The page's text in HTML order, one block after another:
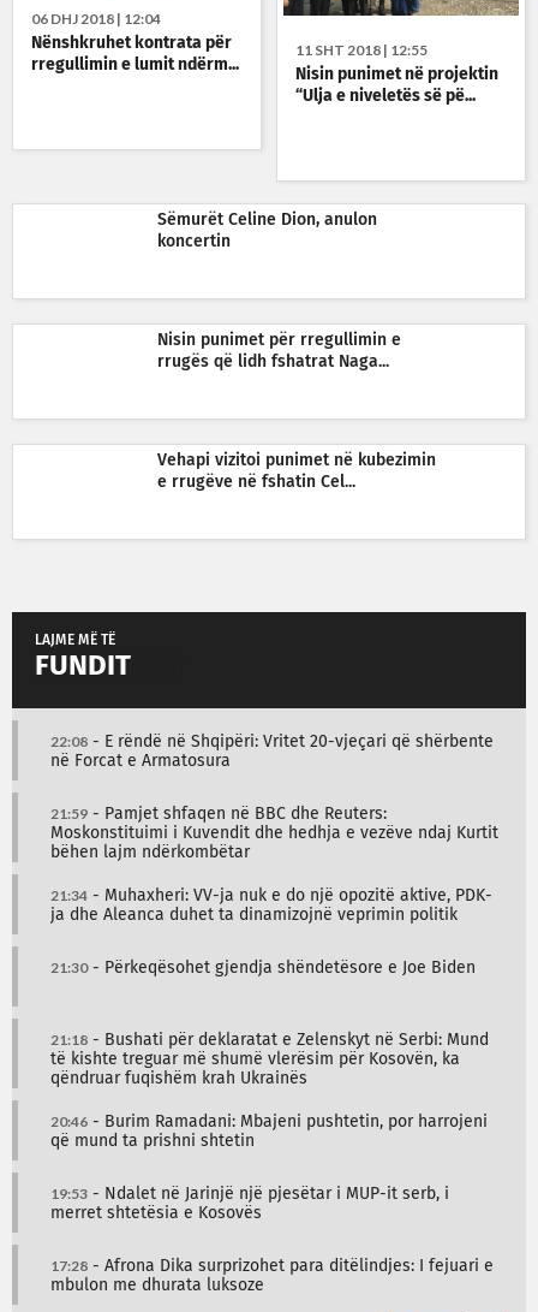
06 DHJ 2018 | 12:04
Nënshkruhet kontrata për
rregullimin e lumit ndërm...
11 SHT 2018 | 12:55
Nisin punimet në projektin
“Ulja e niveletës së pë...
Sëmurët Celine Dion, anulon
koncertin
Nisin punimet për rregullimin e
rrugës që lidh fshatrat Naga...
Vehapi vizitoi punimet në kubezimin
e rrugëve në fshatin Cel...
LAJME MË TË
FUNDIT
22:08 - E rëndë në Shqipëri: Vritet 20-vjeçari që shërbente
në Forcat e Armatosura
21:59 - Pamjet shfaqen në BBC dhe Reuters:
Moskonstituimi i Kuvendit dhe hedhja e vezëve ndaj Kurtit
bëhen lajm ndërkombëtar
21:34 - Muhaxheri: VV-ja nuk e do një opozitë aktive, PDK-
ja dhe Aleanca duhet ta dinamizojnë veprimin politik
21:30- Përkeqësohet gjendja shëndetësore e Joe Biden
21:18 - Bushati për deklaratat e Zelenskyt në Serbi: Mund
të kishte treguar më shumë vlerësim për Kosovën, ka
qëndruar fuqishëm krah Ukrainës
20:46 - Burim Ramadani: Mbajeni pushtetin, por harrojeni
që mund ta prishni shtetin
19:53 - Ndalet në Jarinjë një pjesëtar i MUP-it serb, i
merret shtetësia e Kosovës
17:28 - Afrona Dika surprizohet para ditëlindjes: I fejuari e
mbulon me dhurata luksoze